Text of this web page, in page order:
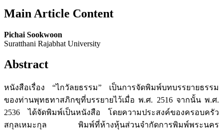
Main Article Content
Pichai Sookwoon
Suratthani Rajabhat University
Abstract
หนังสือเรื่อง “ไกวัลยธรรม” เป็นการจัดพิมพ์บทบรรยายธรรม
ของท่านพุทธทาสภิกขุที่บรรยายไว้เมื่อ พ.ศ. 2516 จากนั้น พ.ศ.
2536 ได้จัดพิมพ์เป็นหนังสือ โดยความประสงค์ของครอบครัว
สกุลเหมะกุล พิมพ์ที่ห้างหุ้นส่วนจำกัดการพิมพ์พระนคร